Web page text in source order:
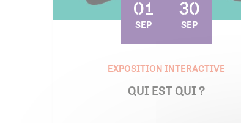
01
SEP
30
SEP
EXPOSITION INTERACTIVE
QUI EST QUI ?